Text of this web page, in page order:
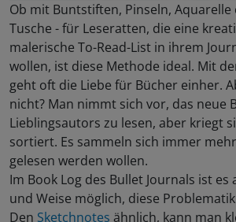
Ob mit Buntstiften, Pinseln,
Tusche - für Leseratten, die eine
malerische To-Read-List in ihrem
wollen, ist diese Methode ideal. Mit
geht oft die Liebe für Bücher einher.
nicht? Man nimmt sich vor, das neue
Lieblingsautors zu lesen, aber kriegt
sortiert. Es sammeln sich immer
gelesen werden wollen.
Im Book Log des Bullet Journals ist
und Weise möglich, diese
Den Sketchnotes ähnlich, kann man